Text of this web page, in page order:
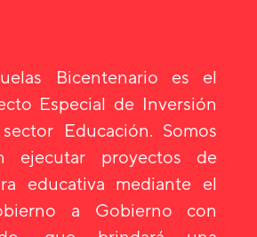
Bicentenario es el
Especial de Inversión
Educación. Somos
ejecutar proyectos de
educativa mediante el
a Gobierno con